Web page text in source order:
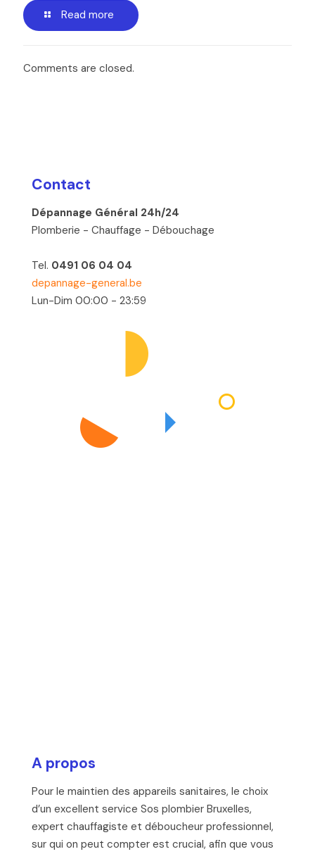
Read more
Comments are closed.
Contact
Dépannage Général 24h/24
Plomberie - Chauffage - Débouchage
Tel. 0491 06 04 04
depannage-general.be
Lun-Dim 00:00 - 23:59
A propos
Pour le maintien des appareils sanitaires, le choix
d’un excellent service Sos plombier Bruxelles,
expert chauffagiste et déboucheur professionnel,
sur qui on peut compter est crucial, afin que vous